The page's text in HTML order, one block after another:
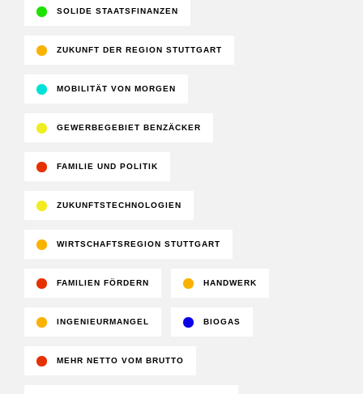
SOLIDE STAATSFINANZEN
ZUKUNFT DER REGION STUTTGART
MOBILITÄT VON MORGEN
GEWERBEGEBIET BENZÄCKER
FAMILIE UND POLITIK
ZUKUNFTSTECHNOLOGIEN
WIRTSCHAFTSREGION STUTTGART
FAMILIEN FÖRDERN HANDWERK
INGENIEURMANGEL BIOGAS
MEHR NETTO VOM BRUTTO